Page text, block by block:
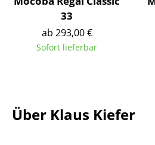
Einzelteile
... alle Sitzmöbel
Beistelltische
33
ab 293,00 €
Sofort lieferbar
Über Klaus Kiefer